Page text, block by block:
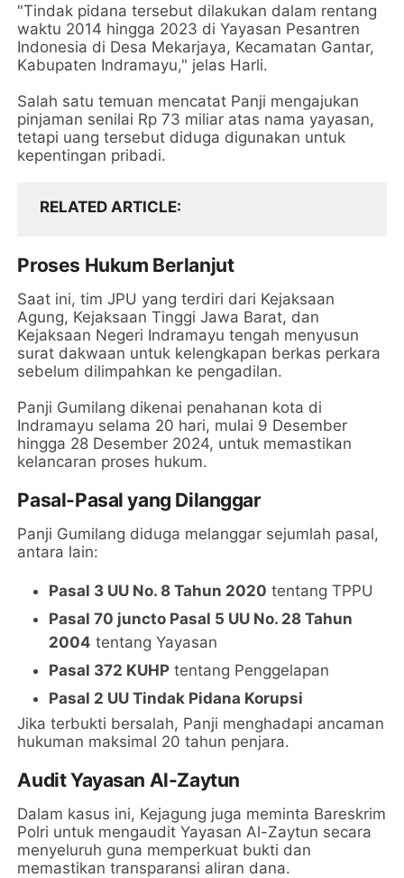
"Tindak pidana tersebut dilakukan dalam rentang
waktu 2014 hingga 2023 di Yayasan Pesantren
Indonesia di Desa Mekarjaya, Kecamatan Gantar,
Kabupaten Indramayu," jelas Harli.
Salah satu temuan mencatat Panji mengajukan
pinjaman senilai Rp 73 miliar atas nama yayasan,
tetapi uang tersebut diduga digunakan untuk
kepentingan pribadi.
RELATED ARTICLE
Proses Hukum Berlanjut
Saat ini, tim JPU yang terdiri dari Kejaksaan
Agung, Kejaksaan Tinggi Jawa Barat, dan
Kejaksaan Negeri Indramayu tengah menyusun
surat dakwaan untuk kelengkapan berkas perkara
sebelum dilimpahkan ke pengadilan.
Panji Gumilang dikenai penahanan kota di
Indramayu selama 20 hari, mulai 9 Desember
hingga 28 Desember 2024, untuk memastikan
kelancaran proses hukum.
Pasal-Pasal yang Dilanggar
Panji Gumilang diduga melanggar sejumlah pasal,
antara lain:
Pasal 3 UU No. 8 Tahun 2020 tentang TPPU
Pasal 70 juncto Pasal 5 UU No. 28 Tahun
2004 tentang Yayasan
Pasal 372 KUHP tentang Penggelapan
Pasal 2 UU Tindak Pidana Korupsi
Jika terbukti bersalah, Panji menghadapi ancaman
hukuman maksimal 20 tahun penjara.
Audit Yayasan Al-Zaytun
Dalam kasus ini, Kejagung juga meminta Bareskrim
Polri untuk mengaudit Yayasan Al-Zaytun secara
menyeluruh guna memperkuat bukti dan
memastikan transparansi aliran dana.